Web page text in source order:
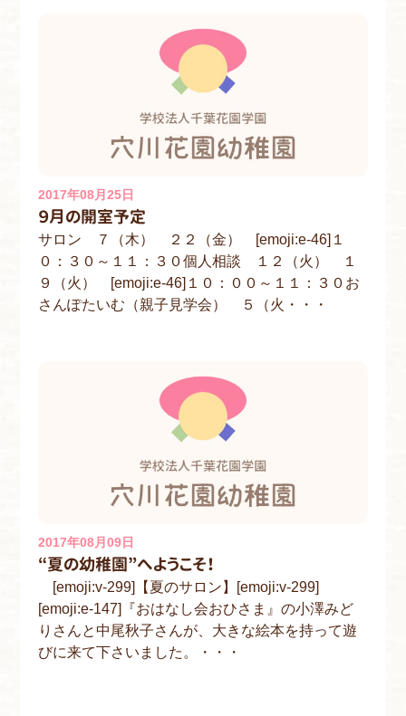
2017年08月25日
９月の開室予定
サロン ７（木） ２２（金） [emoji:e-46]１
０：３０～１１：３０個人相談 １２（火） １
９（火） [emoji:e-46]１０：００～１１：３０お
さんぽたいむ（親子見学会） ５（火・・・
2017年08月09日
“夏の幼稚園”へようこそ！
[emoji:v-299]【夏のサロン】[emoji:v-299]
[emoji:e-147]『おはなし会おひさま』の小澤みど
りさんと中尾秋子さんが、大きな絵本を持って遊
びに来て下さいました。・・・